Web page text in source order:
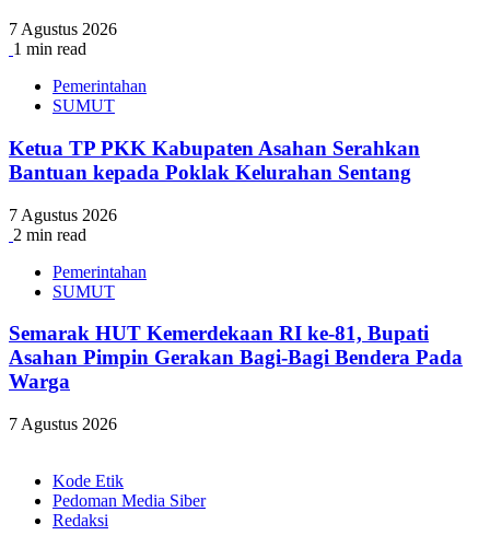
7 Agustus 2026
1 min read
Pemerintahan
SUMUT
Ketua TP PKK Kabupaten Asahan Serahkan
Bantuan kepada Poklak Kelurahan Sentang
7 Agustus 2026
2 min read
Pemerintahan
SUMUT
Semarak HUT Kemerdekaan RI ke-81, Bupati
Asahan Pimpin Gerakan Bagi-Bagi Bendera Pada
Warga
7 Agustus 2026
Kode Etik
Pedoman Media Siber
Redaksi